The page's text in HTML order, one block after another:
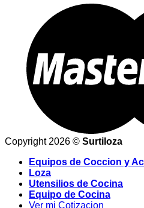
Copyright 2026 © Surtiloza
Equipos de Coccion y
Loza
Utensilios de Cocina
Equipo de Cocina
Ver mi Cotizacion